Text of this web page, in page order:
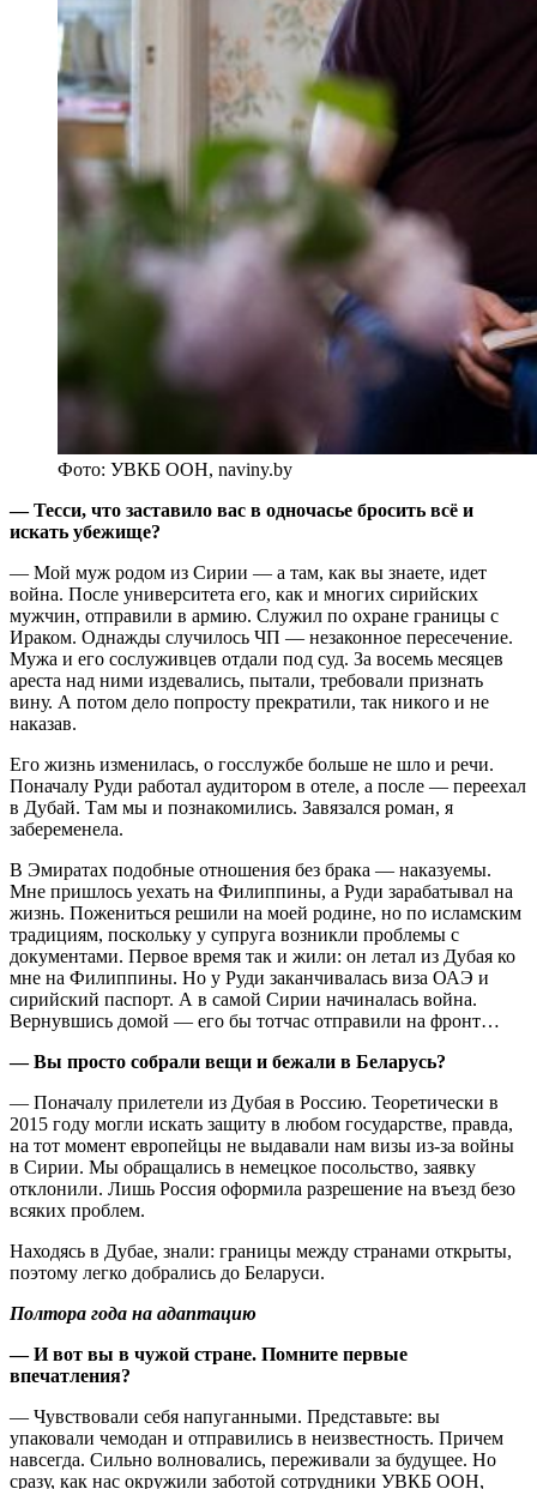
Фото: УВКБ ООН, naviny.by
— Тесси, что заставило вас в одночасье бросить всё и
искать убежище?
— Мой муж родом из Сирии — а там, как вы знаете, идет
война. После университета его, как и многих сирийских
мужчин, отправили в армию. Служил по охране границы с
Ираком. Однажды случилось ЧП — незаконное пересечение.
Мужа и его сослуживцев отдали под суд. За восемь месяцев
ареста над ними издевались, пытали, требовали признать
вину. А потом дело попросту прекратили, так никого и не
наказав.
Его жизнь изменилась, о госслужбе больше не шло и речи.
Поначалу Руди работал аудитором в отеле, а после — переехал
в Дубай. Там мы и познакомились. Завязался роман, я
забеременела.
В Эмиратах подобные отношения без брака — наказуемы.
Мне пришлось уехать на Филиппины, а Руди зарабатывал на
жизнь. Пожениться решили на моей родине, но по исламским
традициям, поскольку у супруга возникли проблемы с
документами. Первое время так и жили: он летал из Дубая ко
мне на Филиппины. Но у Руди заканчивалась виза ОАЭ и
сирийский паспорт. А в самой Сирии начиналась война.
Вернувшись домой — его бы тотчас отправили на фронт…
— Вы просто собрали вещи и бежали в Беларусь?
— Поначалу прилетели из Дубая в Россию. Теоретически в
2015 году могли искать защиту в любом государстве, правда,
на тот момент европейцы не выдавали нам визы из-за войны
в Сирии. Мы обращались в немецкое посольство, заявку
отклонили. Лишь Россия оформила разрешение на въезд безо
всяких проблем.
Находясь в Дубае, знали: границы между странами открыты,
поэтому легко добрались до Беларуси.
Полтора года на адаптацию
— И вот вы в чужой стране. Помните первые
впечатления?
— Чувствовали себя напуганными. Представьте: вы
упаковали чемодан и отправились в неизвестность. Причем
навсегда. Сильно волновались, переживали за будущее. Но
сразу, как нас окружили заботой сотрудники УВКБ ООН,